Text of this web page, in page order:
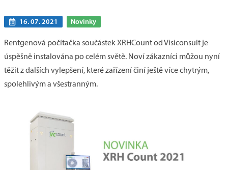
16. 07. 2021 Novinky
Rentgenová počítačka součástek XRHCount od Visiconsult je
úspěšně instalována po celém světě. Noví zákazníci můžou nyní
těžit z dalších vylepšení, které zařízení činí ještě více chytrým,
spolehlivým a všestranným.